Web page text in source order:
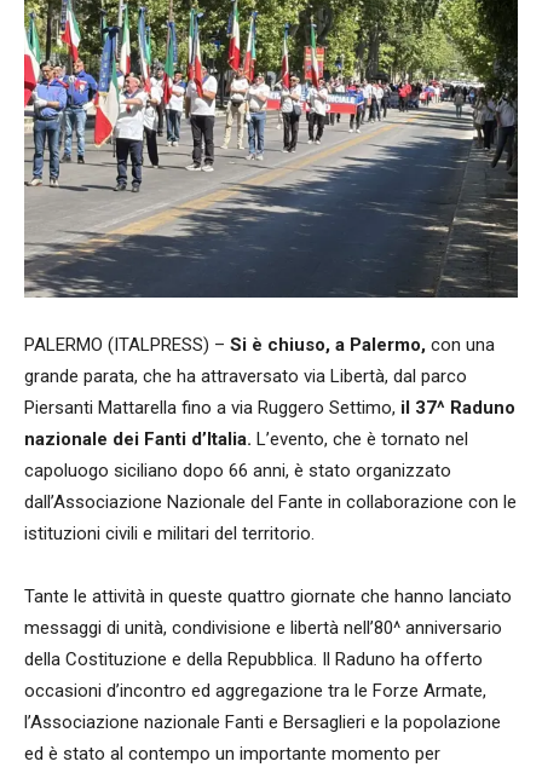
PALERMO (ITALPRESS) – Si è chiuso, a Palermo, con una
grande parata, che ha attraversato via Libertà, dal parco
Piersanti Mattarella fino a via Ruggero Settimo, il 37^ Raduno
nazionale dei Fanti d’Italia. L’evento, che è tornato nel
capoluogo siciliano dopo 66 anni, è stato organizzato
dall’Associazione Nazionale del Fante in collaborazione con le
istituzioni civili e militari del territorio.
Tante le attività in queste quattro giornate che hanno lanciato
messaggi di unità, condivisione e libertà nell’80^ anniversario
della Costituzione e della Repubblica. Il Raduno ha offerto
occasioni d’incontro ed aggregazione tra le Forze Armate,
l’Associazione nazionale Fanti e Bersaglieri e la popolazione
ed è stato al contempo un importante momento per